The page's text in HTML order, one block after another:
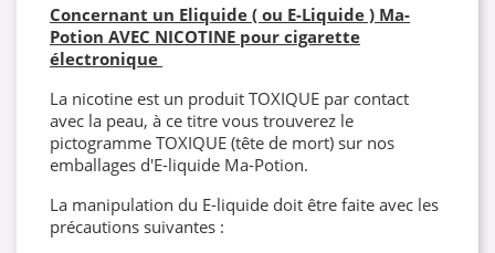
Concernant un Eliquide ( ou E-Liquide ) Ma-
Potion AVEC NICOTINE pour cigarette
électronique
La nicotine est un produit TOXIQUE par contact
avec la peau, à ce titre vous trouverez le
pictogramme TOXIQUE (tête de mort) sur nos
emballages d'E-liquide Ma-Potion.
La manipulation du E-liquide doit être faite avec les
précautions suivantes :